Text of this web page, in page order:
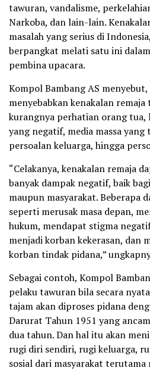
tawuran, vandalisme,
Narkoba, dan lain-lain.
masalah yang serius di
berpangkat melati satu ini
pembina upacara.
Kompol Bambang AS
menyebabkan kenakalan
kurangnya perhatian orang
yang negatif, media massa yang
persoalan keluarga, hingga
“Celakanya, kenakalan remaja
banyak dampak negatif, baik
maupun masyarakat. Beberapa
seperti merusak masa depan,
hukum, mendapat stigma
menjadi korban kekerasan, dan
korban tindak pidana,”
Sebagai contoh, Kompol
pelaku tawuran bila secara
tajam akan diproses pidana
Darurat Tahun 1951 yang
dua tahun. Dan hal itu akan
rugi diri sendiri, rugi keluarga,
sosial dari masyarakat terutama